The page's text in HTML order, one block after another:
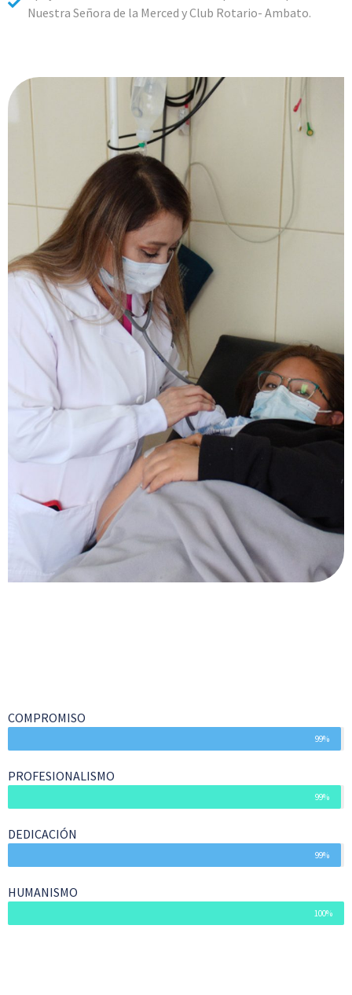
Nuestra Señora de la Merced y Club Rotario- Ambato.
COMPROMISO
99%
PROFESIONALISMO
99%
DEDICACIÓN
99%
HUMANISMO
100%